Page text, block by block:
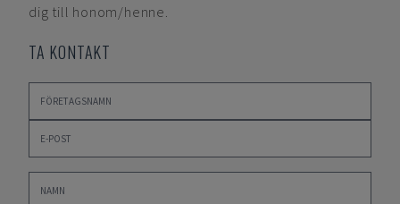
dig till honom/henne.
TA KONTAKT